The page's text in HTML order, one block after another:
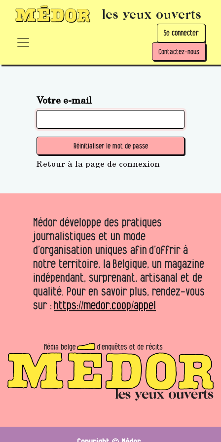
les yeux ouverts
Se connecter
Contactez-nous
Votre e-mail
Réinitialiser le mot de passe
Retour à la page de connexion
Médor développe des pratiques
journalistiques et un mode
d’organisation uniques afin d’offrir à
notre territoire, la Belgique, un magazine
indépendant, surprenant, artisanal et de
qualité. Pour en savoir plus, rendez-vous
sur : https://medor.coop/appel